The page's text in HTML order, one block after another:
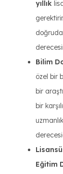
yıllık
Bilim
özel bir
bir
bir
Eğitim